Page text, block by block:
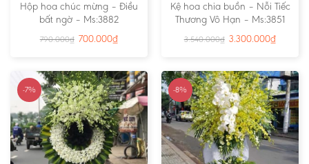
Hộp hoa chúc mừng – Điều
bất ngờ – Ms:3882
790.000₫ 700.000₫
Kệ hoa chia buồn – Nỗi Tiếc
Thương Vô Hạn – Ms:3851
3.540.000₫ 3.300.000₫
-7% -8%